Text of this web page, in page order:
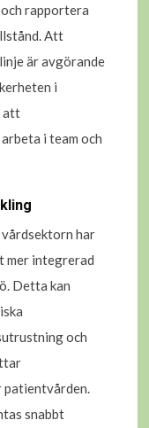
rapportera
Att
är avgörande
i
att
i team och
har
mer integrerad
Detta kan
och
snabbt